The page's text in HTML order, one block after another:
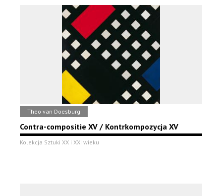
Theo van Doesburg
Contra-compositie XV / Kontrkompozycja XV
Kolekcja Sztuki XX i XXI wieku